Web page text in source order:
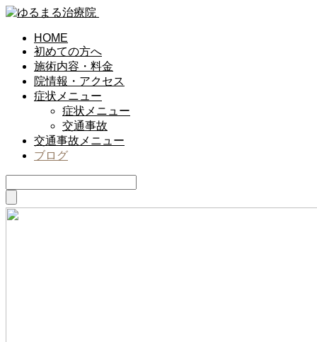
HOME
初めての方へ
施術内容・料金
院情報・アクセス
症状メニュー
症状メニュー
交通事故
交通事故メニュー
ブログ